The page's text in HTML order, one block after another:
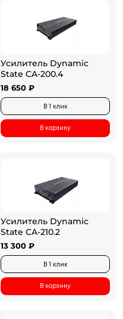
Усилитель Dynamic
State CA-200.4
18 650 ₽
В 1 клик
В корзину
Усилитель Dynamic
State CA-210.2
13 300 ₽
В 1 клик
В корзину